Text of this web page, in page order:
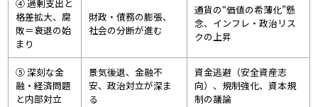
④ 過剰支出と
格差拡大、腐
敗＝衰退の始
まり
財政・債務の膨張、
社会の分断が進む
通貨の“価値の希薄化”懸
念、インフレ・政治リス
クの上昇
⑤ 深刻な金
融・経済問題
と内部対立
景気後退、金融不
安、政治対立が深ま
る
資金逃避（安全資産志
向）、規制強化、資本規
制の議論